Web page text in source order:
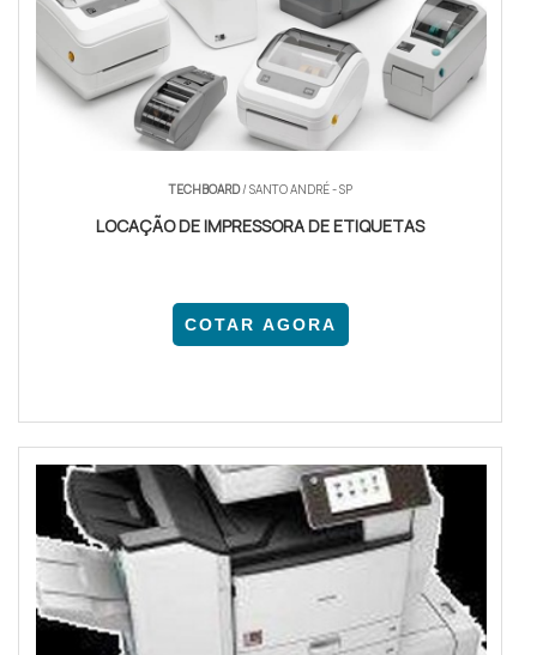
TECHBOARD/ SANTO ANDRÉ - SP
LOCAÇÃO DE IMPRESSORA DE ETIQUETAS
COTAR AGORA